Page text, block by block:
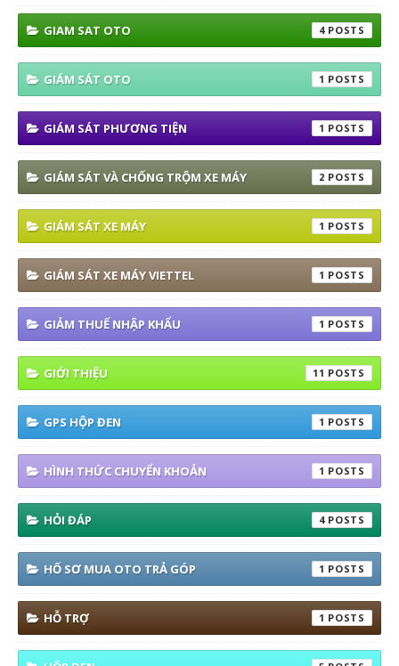
GIAM SAT OTO 4
GIÁM SÁT OTO 1
GIÁM SÁT PHƯƠNG TIỆN 1
GIÁM SÁT VÀ CHỐNG TRỘM XE MÁY 2
GIÁM SÁT XE MÁY 1
GIÁM SÁT XE MÁY VIETTEL 1
GIẢM THUẾ NHẬP KHẨU 1
GIỚI THIỆU 11
GPS HỘP ĐEN 1
HÌNH THỨC CHUYỂN KHOẢN 1
HỎI ĐÁP 4
HỐ SƠ MUA OTO TRẢ GÓP 1
HỖ TRỢ 1